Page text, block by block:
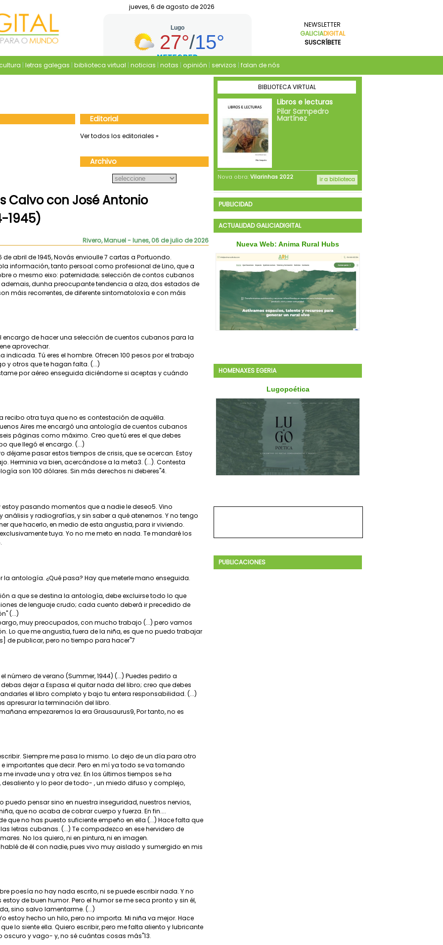
jueves, 6 de agosto de 2026
NEWSLETTER
GALICIADIGITAL
SUSCRÍBETE
| letras galegas | biblioteca virtual | noticias | notas | opinión | servizos | falan de nós
Editorial
Ver todos los editoriales »
Archivo
Calvo con José Antonio
1945)
Rivero, Manuel- lunes, 06 de julio de 2026
abril de 1945, Novás envioulle 7 cartas a Portuondo.
información, tanto persoal como profesional de Lino, que a
o mesmo eixo: paternidade; selección de contos cubanos
dunha preocupante tendencia a alza, dos estados de
máis recorrentes, de diferente sintomatoloxía e con máis
encargo de hacer una selección de cuentos cubanos para la
aprovechar.
indicada. Tú eres el hombre. Ofrecen 100 pesos por el trabajo
y otros que te hagan falta. (...)
por aéreo enseguida diciéndome si aceptas y cuándo
recibo otra tuya que no es contestación de aquélla.
Aires me encargó una antología de cuentos cubanos
páginas como máximo. Creo que tú eres el que debes
que llegó el encargo. (...)
déjame pasar estos tiempos de crisis, que se acercan. Estoy
Herminia va bien, acercándose a la meta3. (...). Contesta
son 100 dólares. Sin más derechos ni deberes"4.
pasando momentos que a nadie le deseo5. Vino
y radiografías, y sin saber a qué atenernos. Y no tengo
que hacerlo, en medio de esta angustia, para ir viviendo.
tuya. Yo no me meto en nada. Te mandaré los
antología. ¿Qué pasa? Hay que meterle mano enseguida.
a que se destina la antología, debe excluirse todo lo que
de lenguaje crudo; cada cuento deberá ir precedido de
(...)
muy preocupados, con mucho trabajo (...) pero vamos
Lo que me angustia, fuera de la niña, es que no puedo trabajar
de publicar, pero no tiempo para hacer"7
número de verano (Summer, 1944) (...) Puedes pedirlo a
dejar a Espasa el quitar nada del libro; creo que debes
el libro completo y bajo tu entera responsabilidad. (...)
apresurar la terminación del libro.
empezaremos la era Grausaurus9, Por tanto, no es
Siempre me pasa lo mismo. Lo dejo de un día para otro
importantes que decir. Pero en mí ya todo se va tornando
invade una y otra vez. En los últimos tiempos se ha
y lo peor de todo- , un miedo difuso y complejo,
pensar sino en nuestra inseguridad, nuestros nervios,
que no acaba de cobrar cuerpo y fuerza. En fin....
que no has puesto suficiente empeño en ella (...) Hace falta que
letras cubanas. (...) Te compadezco en ese hervidero de
No los quiero, ni en pintura, ni en imagen.
de él con nadie, pues vivo muy aislado y sumergido en mis
poesía no hay nada escrito, ni se puede escribir nada. Y no
de buen humor. Pero el humor se me seca pronto y sin él,
sino salvo lamentarme. (...)
estoy hecho un hilo, pero no importa. Mi niña va mejor. Hace
lo siente ella. Quiero escribir, pero me falta aliento y lubricante
oscuro y vago- y, no sé cuántas cosas más"13.
PUBLICIDAD
ACTUALIDAD GALICIADIGITAL
HOMENAXES EGERIA
PUBLICACIONES